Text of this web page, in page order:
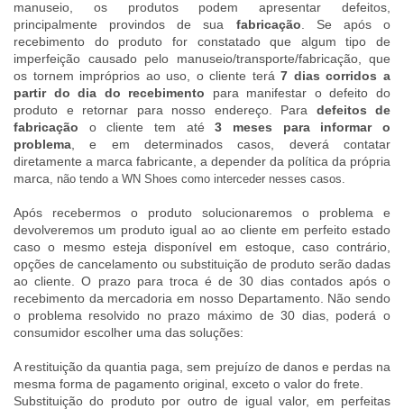
manuseio, os produtos podem apresentar defeitos,
principalmente provindos de sua fabricação . Se após o
recebimento do produto for constatado que algum tipo de
imperfeição causado pelo manuseio/transporte/fabricação, que
os tornem impróprios ao uso, o cliente terá7 dias corridos a
partir do dia do recebimento para manifestar o defeito do
produto e retornar para nosso endereço. Para defeitos de
fabricação o cliente tem até3 meses para informar o
problema , e em determinados casos, deverá contatar
diretamente a marca fabricante, a depender da política da própria
marca, não tendo a WN Shoes como interceder nesses casos.
Após recebermos o produto solucionaremos o problema e
devolveremos um produto igual ao ao cliente em perfeito estado
caso o mesmo esteja disponível em estoque, caso contrário,
opções de cancelamento ou substituição de produto serão dadas
ao cliente. O prazo para troca é de 30 dias contados após o
recebimento da mercadoria em nosso Departamento. Não sendo
o problema resolvido no prazo máximo de 30 dias, poderá o
consumidor escolher uma das soluções:
A restituição da quantia paga, sem prejuízo de danos e perdas na
mesma forma de pagamento original, exceto o valor do frete.
Substituição do produto por outro de igual valor, em perfeitas